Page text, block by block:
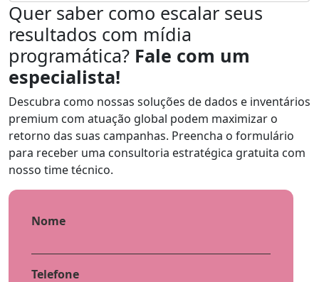
Quer saber como escalar seus
resultados com mídia
programática? Fale com um
especialista!
Descubra como nossas soluções de dados e inventários
premium com atuação global podem maximizar o
retorno das suas campanhas. Preencha o formulário
para receber uma consultoria estratégica gratuita com
nosso time técnico.
Nome
Telefone